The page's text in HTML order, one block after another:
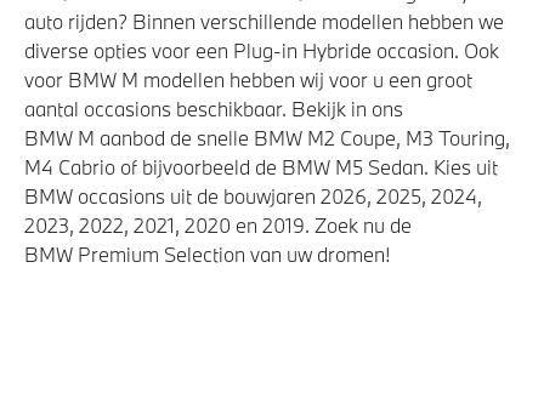
auto rijden? Binnen verschillende modellen hebben we
diverse opties voor een Plug-in Hybride occasion. Ook
voor BMW M modellen hebben wij voor u een groot
aantal occasions beschikbaar. Bekijk in ons
BMW M aanbod de snelle BMW M2 Coupe, M3 Touring,
M4 Cabrio of bijvoorbeeld de BMW M5 Sedan. Kies uit
BMW occasions uit de bouwjaren 2026, 2025, 2024,
2023, 2022, 2021, 2020 en 2019. Zoek nu de
BMW Premium Selection van uw dromen!